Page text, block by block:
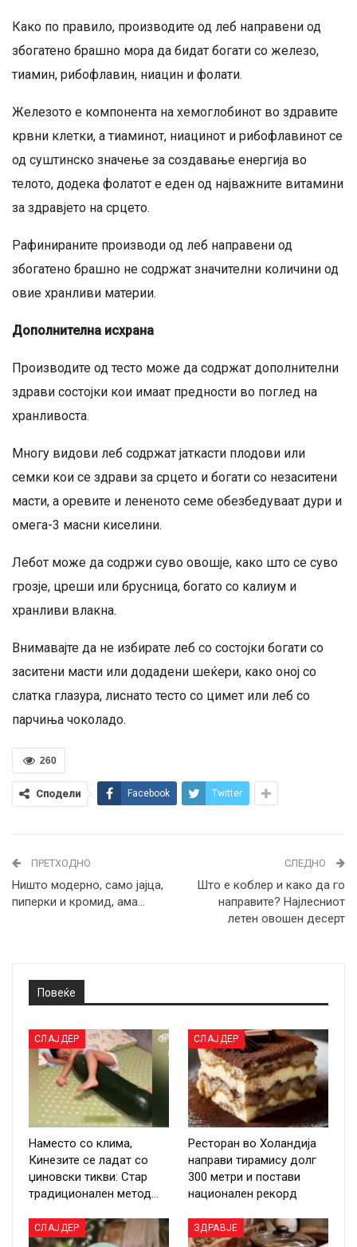
Како по правило, производите од леб направени од
збогатено брашно мора да бидат богати со железо,
тиамин, рибофлавин, ниацин и фолати.
Железото е компонента на хемоглобинот во здравите
крвни клетки, а тиаминот, ниацинот и рибофлавинот се
од суштинско значење за создавање енергија во
телото, додека фолатот е еден од најважните витамини
за здравјето на срцето.
Рафинираните производи од леб направени од
збогатено брашно не содржат значителни количини од
овие хранливи материи.
Дополнителна исхрана
Производите од тесто може да содржат дополнителни
здрави состојки кои имаат предности во поглед на
хранливоста.
Многу видови леб содржат јаткасти плодови или
семки кои се здрави за срцето и богати со незаситени
масти, а оревите и лененото семе обезбедуваат дури и
омега-3 масни киселини.
Лебот може да содржи суво овошје, како што се суво
грозје, цреши или брусница, богато со калиум и
хранливи влакна.
Внимавајте да не избирате леб со состојки богати со
заситени масти или додадени шеќери, како оној со
слатка глазура, лиснато тесто со цимет или леб со
парчиња чоколадо.
260
Сподели Facebook Twitter
ПРЕТХОДНО
Ништо модерно, само јајца,
пиперки и кромид, ама…
СЛЕДНО
Што е коблер и како да го
направите? Најлесниот
летен овошен десерт
Повеќе
СЛАЈДЕР
Наместо со клима,
Кинезите се ладат со
џиновски тикви: Стар
традиционален метод…
СЛАЈДЕР
Ресторан во Холандија
направи тирамису долг
300 метри и постави
национален рекорд
СЛАЈДЕР ЗДРАВЈЕ